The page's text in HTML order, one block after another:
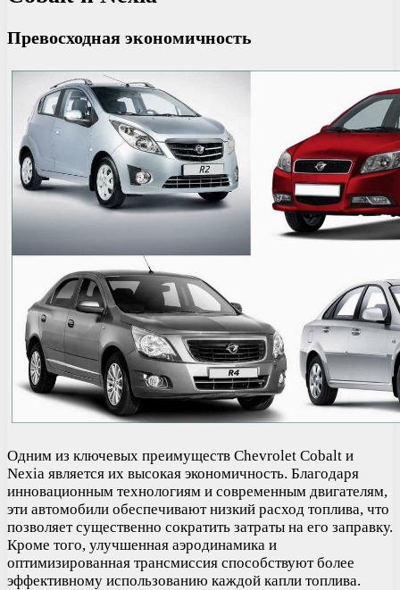
Превосходная экономичность
Одним из ключевых преимуществ Chevrolet Cobalt и
Nexia является их высокая экономичность. Благодаря
инновационным технологиям и современным двигателям,
эти автомобили обеспечивают низкий расход топлива, что
позволяет существенно сократить затраты на его заправку.
Кроме того, улучшенная аэродинамика и
оптимизированная трансмиссия способствуют более
эффективному использованию каждой капли топлива.